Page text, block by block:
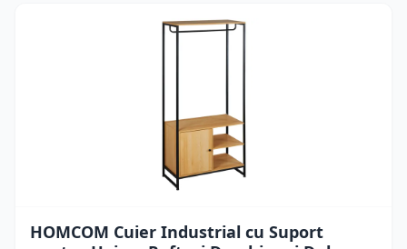
HOMCOM Cuier Industrial cu Suport